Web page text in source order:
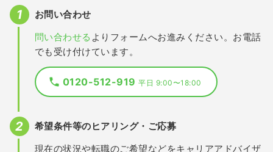
お問い合わせ
問い合わせる よりフォームへお進みください。お電話
でも受け付けています。
0120-512-919平日 9:00〜18:00
希望条件等のヒアリング・ご応募
現在の状況や転職のご希望などをキャリアアドバイザ